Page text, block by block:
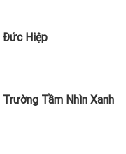
Đức Hiệp
Tầm Nhìn Xanh